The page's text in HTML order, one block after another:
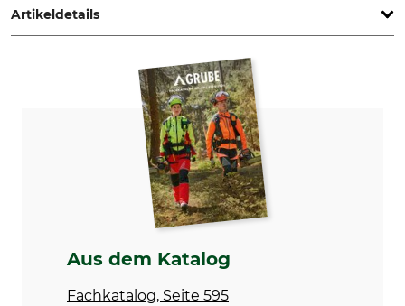
Artikeldetails
Produkttyp
Hacke
Holzart
Hickory
Aus dem Katalog
Fachkatalog, Seite 595